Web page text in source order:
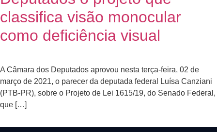
classifica visão monocular
como deficiência visual
A Câmara dos Deputados aprovou nesta terça-feira, 02 de
março de 2021, o parecer da deputada federal Luísa Canziani
(PTB-PR), sobre o Projeto de Lei 1615/19, do Senado Federal,
que […]